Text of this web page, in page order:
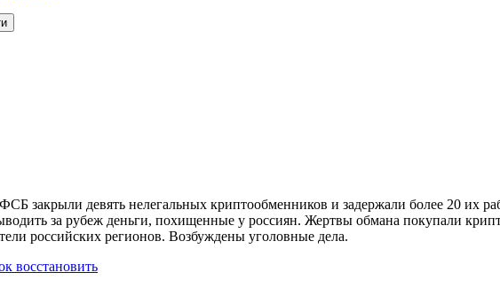
закрыли девять нелегальных криптообменников и задержали более 20 их
за рубеж деньги, похищенные у россиян. Жертвы обмана покупали
российских регионов. Возбуждены уголовные дела.
восстановить